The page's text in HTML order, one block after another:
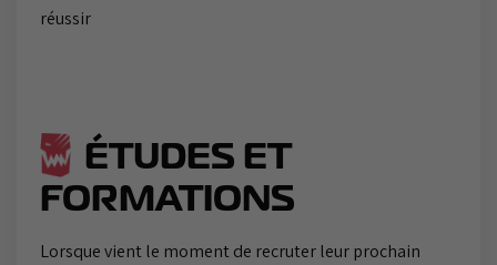
réussir
ÉTUDES ET
FORMATIONS
Lorsque vient le moment de recruter leur prochain